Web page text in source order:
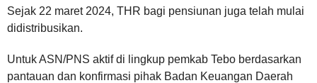
Sejak 22 maret 2024, THR bagi pensiunan juga telah mulai
didistribusikan.
Untuk ASN/PNS aktif di lingkup pemkab Tebo berdasarkan
pantauan dan konfirmasi pihak Badan Keuangan Daerah